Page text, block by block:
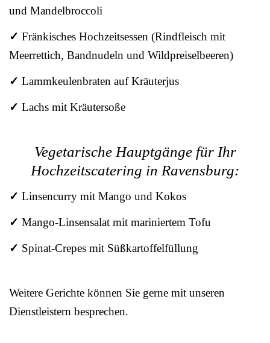
und Mandelbroccoli
✓ Fränkisches Hochzeitsessen (Rindfleisch mit
Meerrettich, Bandnudeln und Wildpreiselbeeren)
✓ Lammkeulenbraten auf Kräuterjus
✓ Lachs mit Kräutersoße
Vegetarische Hauptgänge für Ihr
Hochzeitscatering in Ravensburg:
✓ Linsencurry mit Mango und Kokos
✓ Mango-Linsensalat mit mariniertem Tofu
✓ Spinat-Crepes mit Süßkartoffelfüllung
Weitere Gerichte können Sie gerne mit unseren
Dienstleistern besprechen.